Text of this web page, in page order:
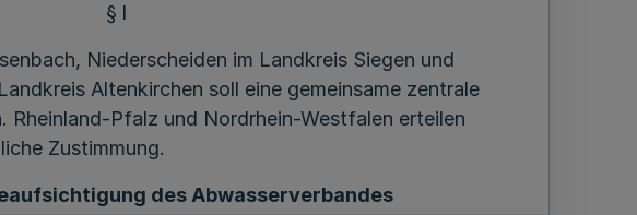
§ l
Niederscheiden im Landkreis Siegen und
Altenkirchen soll eine gemeinsame zentrale
Rheinland-Pfalz und Nordrhein-Westfalen erteilen
Zustimmung.
des Abwasserverbandes